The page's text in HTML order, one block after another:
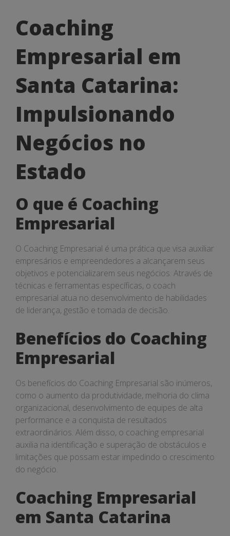
Coaching
Empresarial
em
Santa
Catarina:
Impulsionando
Negócios
no
Estado
Coaching
Empresarial em
Santa Catarina:
Impulsionando
Negócios no
Estado
O que é Coaching
Empresarial
O Coaching Empresarial é uma prática que visa auxiliar
empresários e empreendedores a alcançarem seus
objetivos e potencializarem seus negócios. Através de
técnicas e ferramentas específicas, o coach
empresarial atua no desenvolvimento de habilidades
de liderança, gestão e tomada de decisão.
Benefícios do Coaching
Empresarial
Os benefícios do Coaching Empresarial são inúmeros,
como o aumento da produtividade, melhoria do clima
organizacional, desenvolvimento de equipes de alta
performance e a conquista de resultados
extraordinários. Além disso, o coaching empresarial
auxilia na identificação e superação de obstáculos e
limitações que possam estar impedindo o crescimento
do negócio.
Coaching Empresarial
em Santa Catarina